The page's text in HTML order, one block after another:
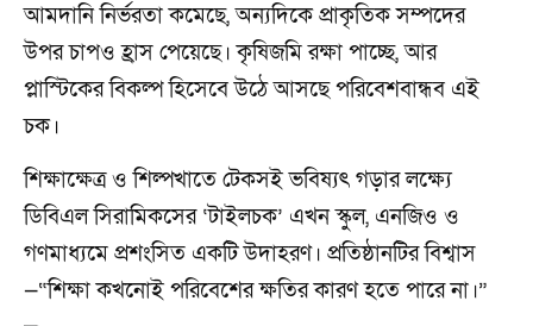
আমদানি নির্ভরতা কমেছে, অন্যদিকে প্রাকৃতিক সম্পদের
উপর চাপও হ্রাস পেয়েছে। কৃষিজমি রক্ষা পাচ্ছে, আর
প্লাস্টিকের বিকল্প হিসেবে উঠে আসছে পরিবেশবান্ধব এই
চক।
শিক্ষাক্ষেত্র ও শিল্পখাতে টেকসই ভবিষ্যৎ গড়ার লক্ষ্যে
ডিবিএল সিরামিকসের ‘টাইলচক’ এখন স্কুল, এনজিও ও
গণমাধ্যমে প্রশংসিত একটি উদাহরণ। প্রতিষ্ঠানটির বিশ্বাস
—“শিক্ষা কখনোই পরিবেশের ক্ষতির কারণ হতে পারে না।”